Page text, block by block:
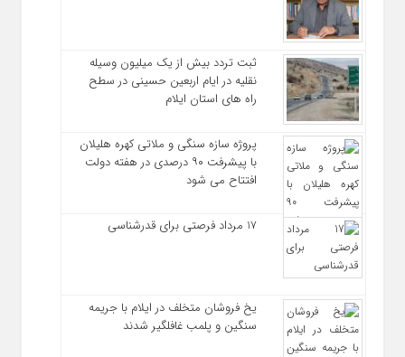
ثبت تردد بیش از یک میلیون وسیله
نقلیه در ایام اربعین حسینی در سطح
راه‌ های استان ایلام
پروژه سازه سنگی و ملاتی کهره هلیلان
با پیشرفت ۹۰ درصدی در هفته دولت
افتتاح می شود
17 مرداد فرصتی برای قدرشناسی
یخ‌ فروشان متخلف در ایلام با جریمه
سنگین و پلمب غافلگیر شدند